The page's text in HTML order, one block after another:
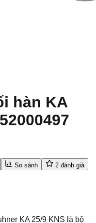
hàn KA
So sánh 2 đánh giá
KA 25/9 KNS là bộ